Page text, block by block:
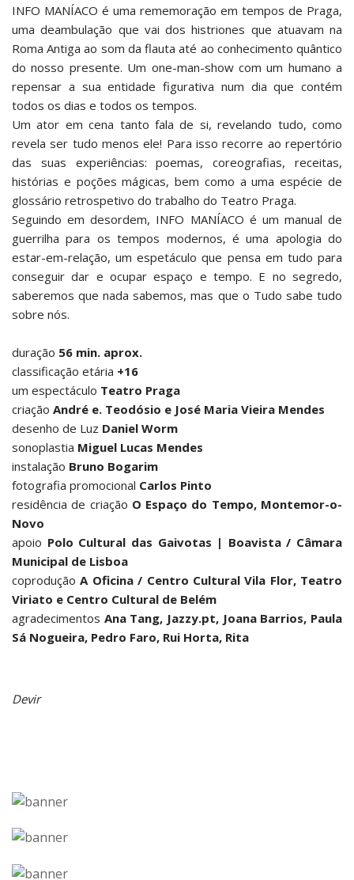
INFO MANÍACO é uma rememoração em tempos de Praga,
uma deambulação que vai dos histriones que atuavam na
Roma Antiga ao som da flauta até ao conhecimento quântico
do nosso presente. Um one-man-show com um humano a
repensar a sua entidade figurativa num dia que contém
todos os dias e todos os tempos.
Um ator em cena tanto fala de si, revelando tudo, como
revela ser tudo menos ele! Para isso recorre ao repertório
das suas experiências: poemas, coreografias, receitas,
histórias e poções mágicas, bem como a uma espécie de
glossário retrospetivo do trabalho do Teatro Praga.
Seguindo em desordem, INFO MANÍACO é um manual de
guerrilha para os tempos modernos, é uma apologia do
estar-em-relação, um espetáculo que pensa em tudo para
conseguir dar e ocupar espaço e tempo. E no segredo,
saberemos que nada sabemos, mas que o Tudo sabe tudo
sobre nós.
duração 56 min. aprox.
classificação etária +16
um espectáculo Teatro Praga
criação André e. Teodósio e José Maria Vieira Mendes
desenho de Luz Daniel Worm
sonoplastia Miguel Lucas Mendes
instalação Bruno Bogarim
fotografia promocional Carlos Pinto
residência de criação O Espaço do Tempo, Montemor-o-
Novo
apoio Polo Cultural das Gaivotas | Boavista / Câmara
Municipal de Lisboa
coproduçãoA Oficina / Centro Cultural Vila Flor, Teatro
Viriato e Centro Cultural de Belém
agradecimentos Ana Tang, Jazzy.pt, Joana Barrios, Paula
Sá Nogueira, Pedro Faro, Rui Horta, Rita
Devir